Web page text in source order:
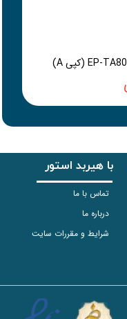
با هیربد استور
تماس با ما
درباره ما
شرایط و مقررات سایت